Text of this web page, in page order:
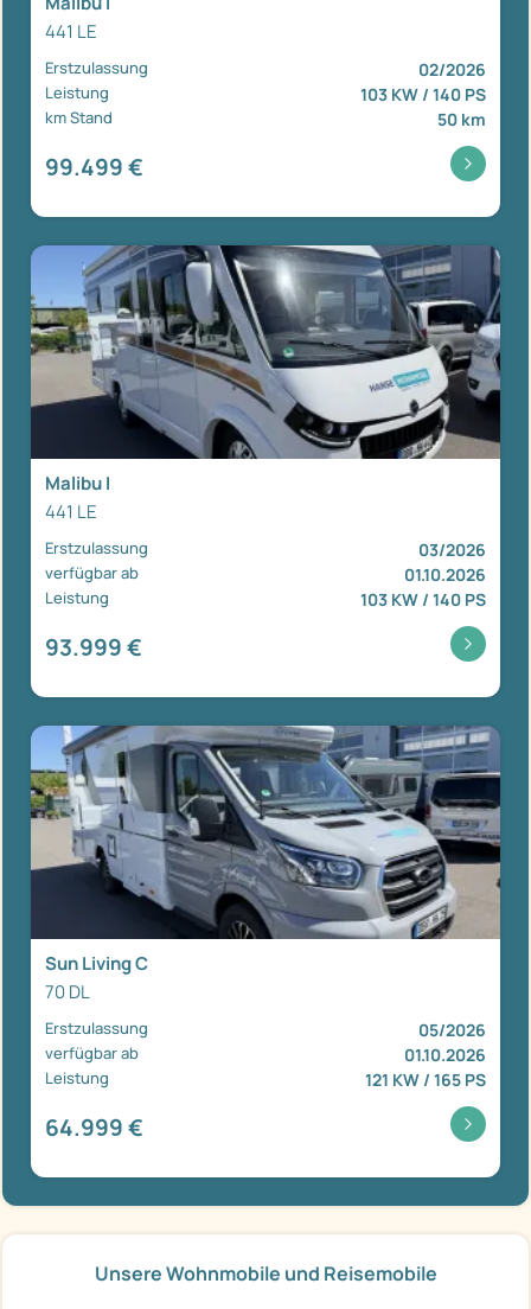
441 LE
Erstzulassung 02/2026
Leistung 103 KW / 140 PS
km Stand 50 km
99.499 €
Malibu I
441 LE
Erstzulassung 03/2026
verfügbar ab 01.10.2026
Leistung 103 KW / 140 PS
93.999 €
Sun Living C
70 DL
Erstzulassung 05/2026
verfügbar ab 01.10.2026
Leistung 121 KW / 165 PS
64.999 €
Unsere Wohnmobile und Reisemobile